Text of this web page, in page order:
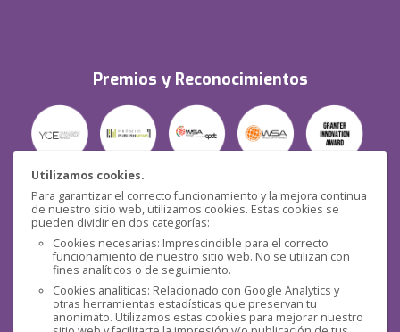
Utilizamos cookies.
Para garantizar el correcto funcionamiento y la mejora continua
de nuestro sitio web, utilizamos cookies. Estas cookies se
pueden dividir en dos categorías:
Cookies necesarias: Imprescindible para el correcto
funcionamiento de nuestro sitio web. No se utilizan con
fines analíticos o de seguimiento.
Cookies analíticas: Relacionado con Google Analytics y
otras herramientas estadísticas que preservan tu
anonimato. Utilizamos estas cookies para mejorar nuestro
Premios y Reconocimientos
Seguridad
Redes sociales